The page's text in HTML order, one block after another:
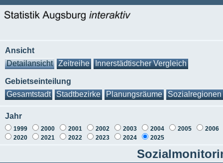
Ansicht
Detailansicht
Zeitreihe Innerstädtischer Vergleich
Gebietseinteilung
Gesamtstadt
Stadtbezirke Planungsräume Sozialregionen
Jahr
1999 2000 2001 2002 2003 2004 2005
2006
2020
2021 2022 2023 2024 2025